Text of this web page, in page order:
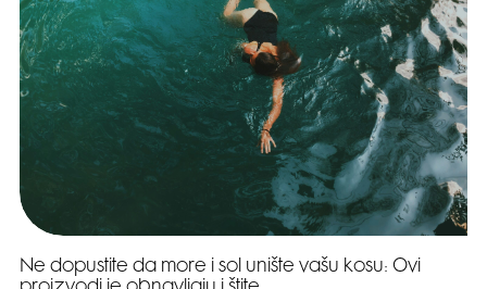
Ne dopustite da more i sol unište vašu kosu: Ovi